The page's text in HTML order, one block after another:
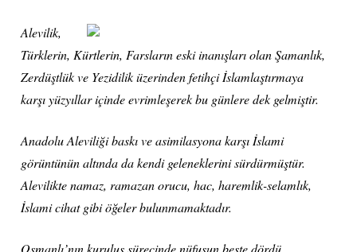
Alevilik,
Türklerin, Kürtlerin, Farsların eski inanışları olan Şamanlık,
Zerdüştlük ve Yezidilik üzerinden fetihçi İslamlaştırmaya
karşı yüzyıllar içinde evrimleşerek bu günlere dek gelmiştir.
Anadolu Aleviliği baskı ve asimilasyona karşı İslami
görüntünün altında da kendi geleneklerini sürdürmüştür.
Alevilikte namaz, ramazan orucu, hac, haremlik-selamlık,
İslami cihat gibi öğeler bulunmamaktadır.
Osmanlı’nın kuruluş sürecinde nüfusun beşte dördü